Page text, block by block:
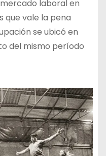
laboral en
que vale la pena
se ubicó en
del mismo período